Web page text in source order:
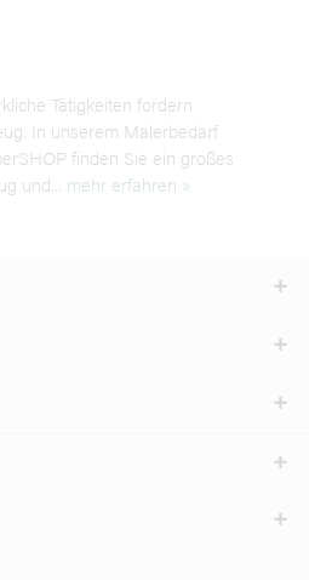
Tätigkeiten fordern
In unserem Malerbedarf
finden Sie ein großes
und... mehr erfahren »